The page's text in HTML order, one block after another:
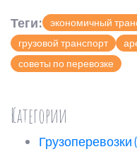
Теги: экономичный
грузовой транспорт
советы по перевозке
Категории
Грузоперевозки